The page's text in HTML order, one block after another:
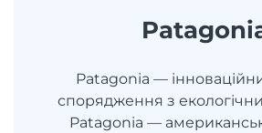
Patagonia —
спорядження з
Patagonia —